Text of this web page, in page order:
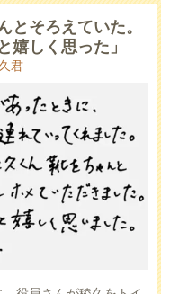
とそろえていた。
嬉しく思った」
君